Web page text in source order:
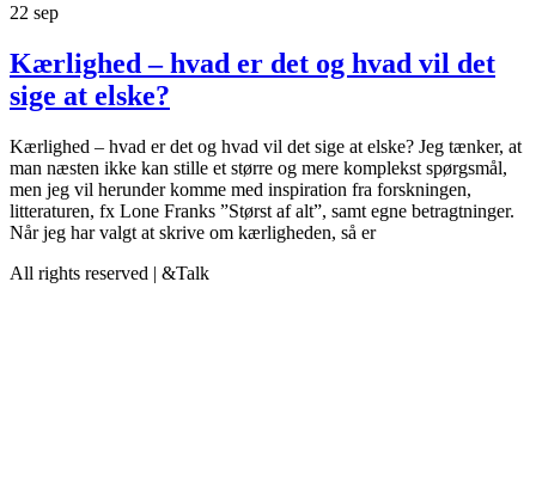
22 sep
Kærlighed – hvad er det og hvad vil det
sige at elske?
Kærlighed – hvad er det og hvad vil det sige at elske? Jeg tænker, at
man næsten ikke kan stille et større og mere komplekst spørgsmål,
men jeg vil herunder komme med inspiration fra forskningen,
litteraturen, fx Lone Franks ”Størst af alt”, samt egne betragtninger.
Når jeg har valgt at skrive om kærligheden, så er
All rights reserved | &Talk